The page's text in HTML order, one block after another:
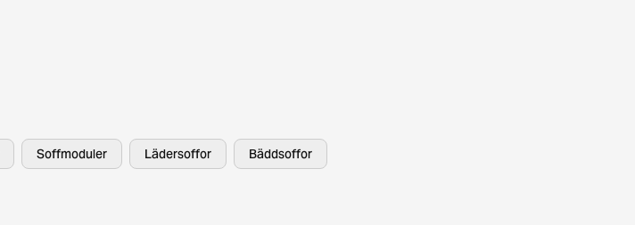
Soffmoduler Lädersoffor Bäddsoffor